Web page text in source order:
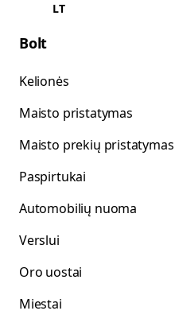
LT
Bolt
Kelionės
Maisto pristatymas
Maisto prekių pristatymas
Paspirtukai
Automobilių nuoma
Verslui
Oro uostai
Miestai